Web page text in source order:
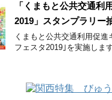
「くまもと公共交通利
2019」スタンプラリー
くまもと公共交通利用促
フェスタ2019｣を実施しま